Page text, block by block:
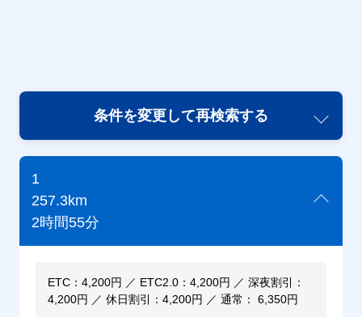
条件を変更して再検索する
1
257.3km
2時間55分
ETC：4,200円 ／ ETC2.0：4,200円 ／ 深夜割引：
4,200円 ／ 休日割引：4,200円 ／ 通常： 6,350円